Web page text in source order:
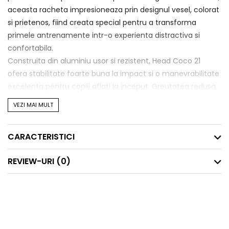
aceasta racheta impresioneaza prin designul vesel, colorat
si prietenos, fiind creata special pentru a transforma
primele antrenamente intr-o experienta distractiva si
confortabila.
Construita din aluminiu usor si rezistent, Head Coco 21
ofera stabilitate foarte buna la impact si o manevrabilitate
excelenta pentru copiii aflati la inceput. Greutatea redusa
ajuta la control mai bun al miscarii, iar dimensiunea
adaptata permite o invatare naturala si usoara a tehnicii
de lovire.
Modelul beneficiaza de un pattern 16x17 care ofera mai
multa putere la lovitura si ajuta mingea sa plece mai usor
din racordaj. In plus, tehnologia DAMPPlus reduce vibratiile
transmise in mana, oferind confort sporit si o senzatie
VEZI MAI MULT
CARACTERISTICI
REVIEW-URI (0)